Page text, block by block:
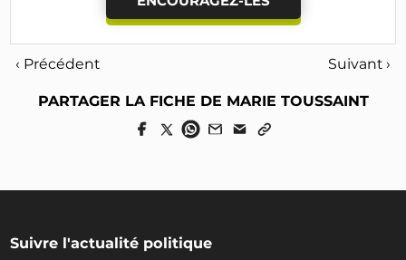
‹ Précédent Suivant ›
PARTAGER LA FICHE DE MARIE TOUSSAINT
Suivre l'actualité politique